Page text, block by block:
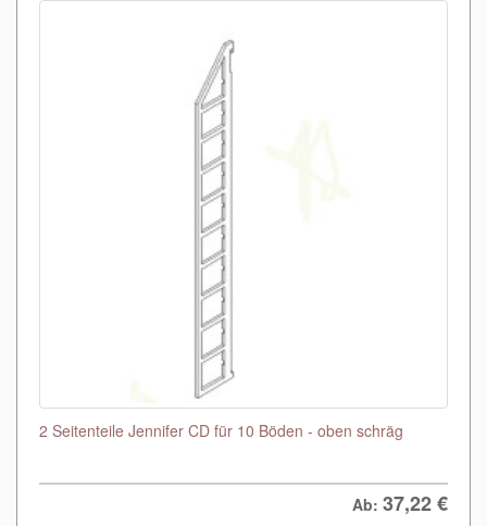
2 Seitenteile Jennifer CD für 10 Böden - oben schräg
Ab: 37,22€